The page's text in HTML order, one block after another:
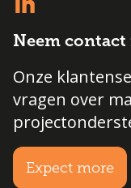
Neem
Onze
vragen over
Expect more